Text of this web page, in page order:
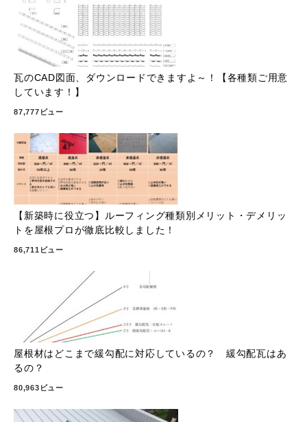
瓦のCAD図面、ダウンロードできますよ～！【各種類ご用意
しています！】
87,777ビュー
【新築時に役立つ】ルーフィング種類別メリット・デメリッ
トを屋根プロが徹底比較しました！
86,711ビュー
屋根材はどこまで緩勾配に対応しているの？ 緩勾配瓦はあ
るの？
80,963ビュー